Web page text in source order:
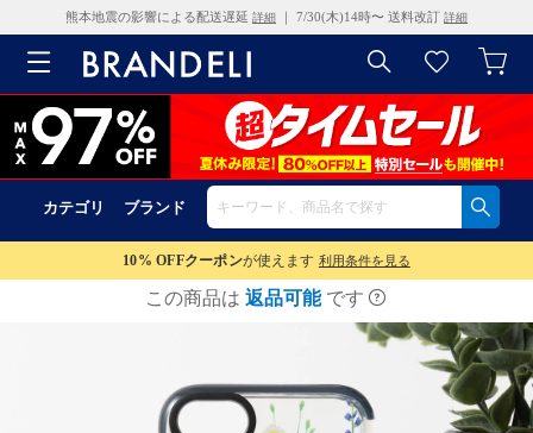
熊本地震の影響による配送遅延 詳細 ｜ 7/30(木)14時〜 送料改訂 詳細
カテゴリ ブランド
10% OFFクーポンが使えます 利用条件を見る
この商品は 返品可能 です